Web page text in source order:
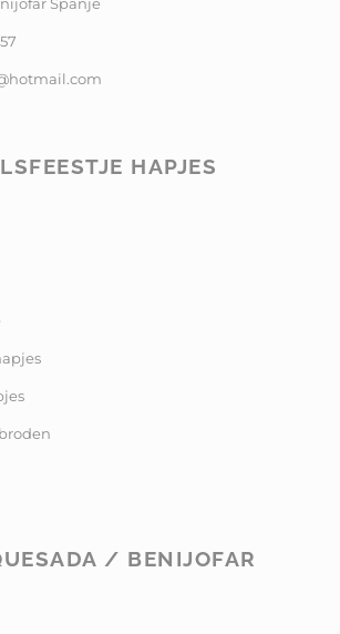
Spanje
HAPJES
/ BENIJOFAR